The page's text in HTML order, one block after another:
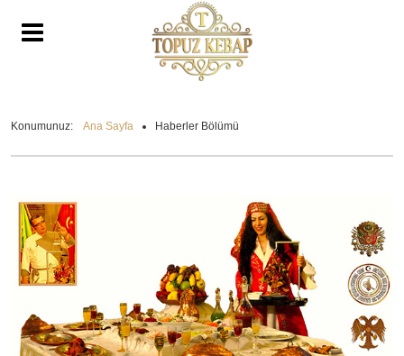
Konumunuz: Ana Sayfa Haberler Bölümü